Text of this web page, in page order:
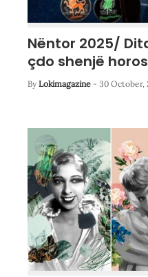
Nëntor 2025/
çdo shenjë
By Lokimagazine - 30 October,